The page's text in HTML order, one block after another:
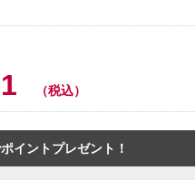
（税込）
イントプレゼント！